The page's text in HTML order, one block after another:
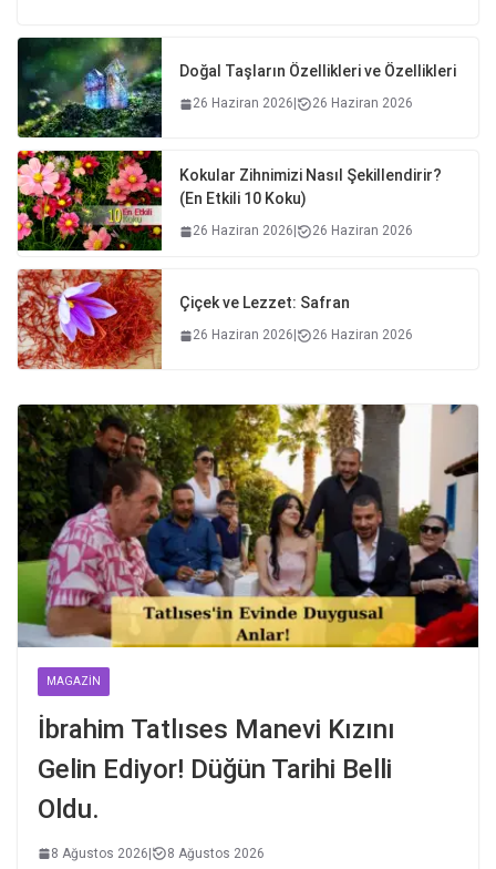
Doğal Taşların Özellikleri ve Özellikleri
26 Haziran 2026 26 Haziran 2026
Kokular Zihnimizi Nasıl Şekillendirir?
(En Etkili 10 Koku)
26 Haziran 2026 26 Haziran 2026
Çiçek ve Lezzet: Safran
26 Haziran 2026 26 Haziran 2026
MAGAZIN
İbrahim Tatlıses Manevi Kızını
Gelin Ediyor! Düğün Tarihi Belli
Oldu.
8 Ağustos 2026 8 Ağustos 2026